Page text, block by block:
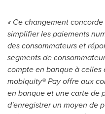
« Ce changement
simplifier les paiements
des consommateurs et
segments de
compte en banque à celles
mobiquity® Pay offre aux
en banque et une carte de
d'enregistrer un moyen de